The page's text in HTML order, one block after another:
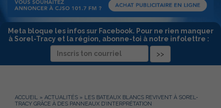
Meta bloque les infos sur Facebook. Pour ne rien manquer
à Sorel-Tracy et la région, abonne-toi à notre infolettre :
ACCUEIL » ACTUALITÉS » LES BATEAUX BLANCS REVIVENT À SOREL-
TRACY GRÂCE À DES PANNEAUX D’INTERPRÉTATION